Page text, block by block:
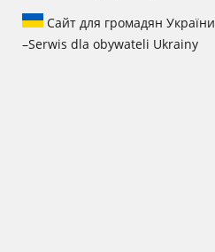
Сайт для громадян України
–Serwis dla obywateli Ukrainy